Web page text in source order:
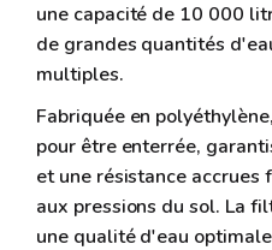
une capacité de 10 000
de grandes quantités
multiples.
Fabriquée en
pour être enterrée,
et une résistance accrues
aux pressions du sol. La
une qualité d'eau